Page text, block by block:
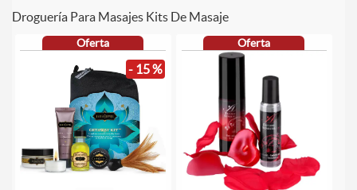
Droguería Para Masajes Kits De Masaje
Oferta
- 15 %
Oferta